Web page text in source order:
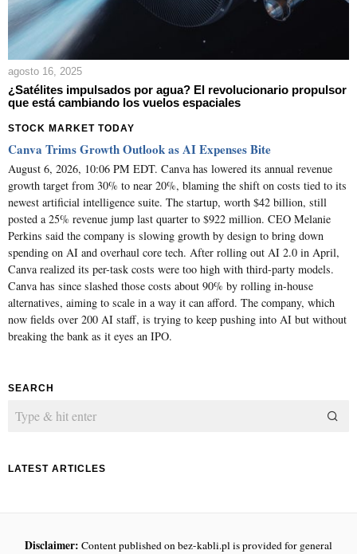
agosto 16, 2025
¿Satélites impulsados por agua? El revolucionario propulsor
que está cambiando los vuelos espaciales
STOCK MARKET TODAY
Canva Trims Growth Outlook as AI Expenses Bite
August 6, 2026, 10:06 PM EDT. Canva has lowered its annual revenue
growth target from 30% to near 20%, blaming the shift on costs tied to its
newest artificial intelligence suite. The startup, worth $42 billion, still
posted a 25% revenue jump last quarter to $922 million. CEO Melanie
Perkins said the company is slowing growth by design to bring down
spending on AI and overhaul core tech. After rolling out AI 2.0 in April,
Canva realized its per-task costs were too high with third-party models.
Canva has since slashed those costs about 90% by rolling in-house
alternatives, aiming to scale in a way it can afford. The company, which
now fields over 200 AI staff, is trying to keep pushing into AI but without
breaking the bank as it eyes an IPO.
SEARCH
LATEST ARTICLES
Disclaimer: Content published on bez-kabli.pl is provided for general